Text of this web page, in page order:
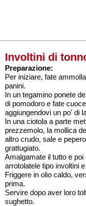
Involtini di
Preparazione:
Per iniziare, fate
panini.
In un tegamino ponete
di pomodoro e fate
aggiungendovi un po' di
In una ciotola a parte
prezzemolo, la mollica
altro crudo, sale e
grattugiato.
Amalgamate il tutto e
arrotolatele tipo involtini
Friggere in olio caldo,
prima.
Servire dopo aver loro
sughetto.